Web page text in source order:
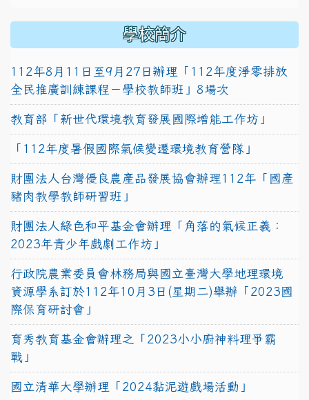
學校簡介
112年8月11日至9月27日辦理「112年度淨零排放
全民推廣訓練課程－學校教師班」8場次
教育部「新世代環境教育發展國際增能工作坊」
「112年度暑假國際氣候變遷環境教育營隊」
財團法人台灣優良農產品發展協會辦理112年「國產
豬肉教學教師研習班」
財團法人綠色和平基金會辦理「角落的氣候正義：
2023年青少年戲劇工作坊」
行政院農業委員會林務局與國立臺灣大學地理環境
資源學系訂於112年10月3日(星期二)舉辦「2023國
際保育研討會」
育秀教育基金會辦理之「2023小小廚神料理爭霸
戰」
國立清華大學辦理「2024黏泥遊戲場活動」